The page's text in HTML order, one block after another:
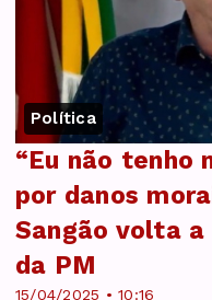
Política
15/04/2025 • 10:16
“Eu não tenho
por danos
Sangão volta
da PM